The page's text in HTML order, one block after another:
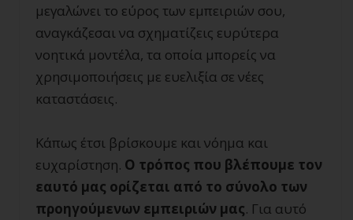
μεγαλώνει το εύρος των εμπειριών σου,
αναγκάζεσαι να σχηματίζεις ευρύτερα
νοητικά μοντέλα, τα οποία μπορείς να
χρησιμοποιήσεις με ευελιξία σε νέες
καταστάσεις.
Κάπως έτσι βρίσκουμε και νόημα και
ευχαρίστηση. Ο τρόπος που βλέπουμε τον
εαυτό μας ορίζεται από το σύνολο των
προηγούμενων εμπειριών μας. Για αυτό